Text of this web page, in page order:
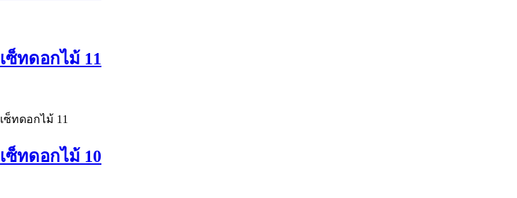
เซ็ทดอกไม้ 11
เซ็ทดอกไม้ 11
เซ็ทดอกไม้ 10